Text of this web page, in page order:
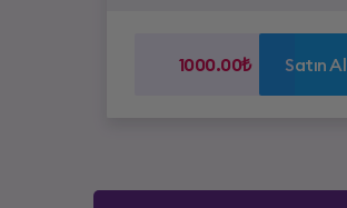
1000.00₺ Satın Al